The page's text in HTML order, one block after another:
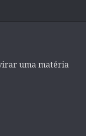
uma matéria